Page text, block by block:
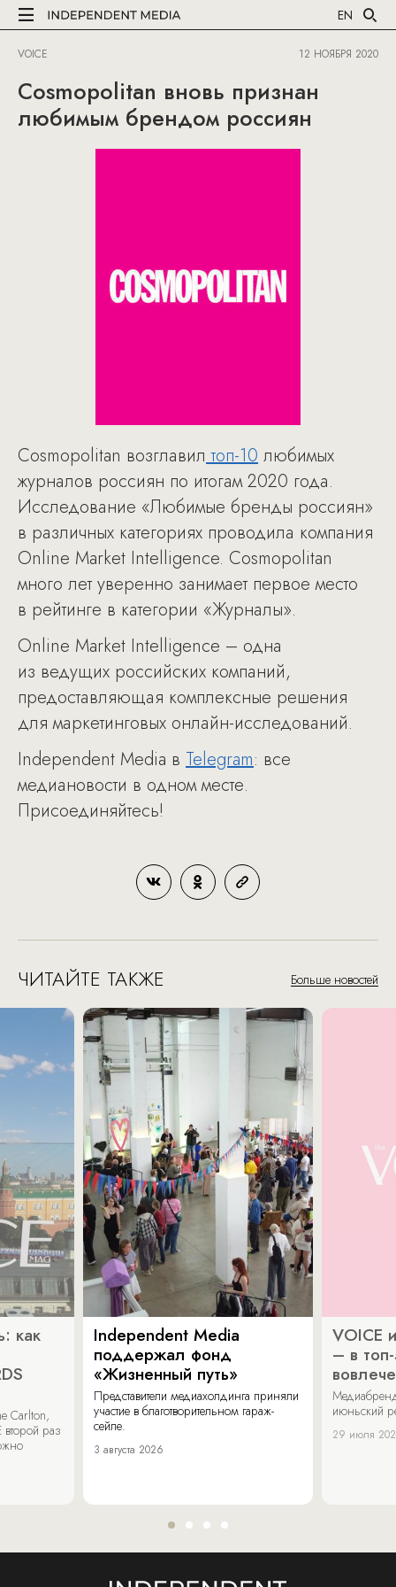
EN
VOICE 12 НОЯБРЯ 2020
Cosmopolitan вновь признан
любимым брендом россиян
Cosmopolitan возглавилтоп-10 любимых
журналов россиян по итогам 2020 года.
Исследование «Любимые бренды россиян»
в различных категориях проводила компания
Online Market Intelligence. Cosmopolitan
много лет уверенно занимает первое место
в рейтинге в категории «Журналы».
Online Market Intelligence – одна
из ведущих российских компаний,
предоставляющая комплексные решения
для маркетинговых онлайн-исследований.
Independent Media в Telegram: все
медиановости в одном месте.
Присоединяйтесь!
ЧИТАЙТЕ ТАКЖЕ Больше новостей
как
Carlton,
раз
Independent Media
поддержал фонд
«Жизненный путь»
Представители медиахолдинга приняли
участие в благотворительном гараж-
сейле.
3 августа 2026
VOICE
– в
июньский
29 июля